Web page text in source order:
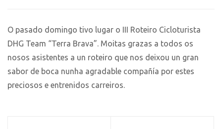
O pasado domingo tivo lugar o III Roteiro Cicloturista
DHG Team “Terra Brava”. Moitas grazas a todos os
nosos asistentes a un roteiro que nos deixou un gran
sabor de boca nunha agradable compañía por estes
preciosos e entrenidos carreiros.